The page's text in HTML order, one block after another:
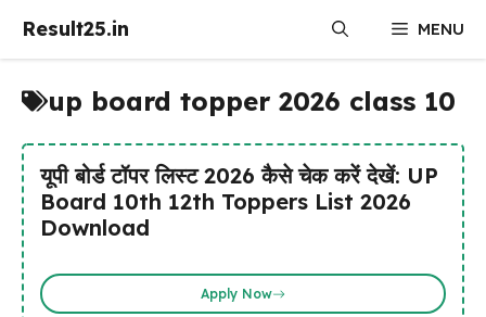
Result25.in MENU
up board topper 2026 class 10
यूपी बोर्ड टॉपर लिस्ट 2026 कैसे चेक करें देखें: UP
Board 10th 12th Toppers List 2026
Download
Apply Now